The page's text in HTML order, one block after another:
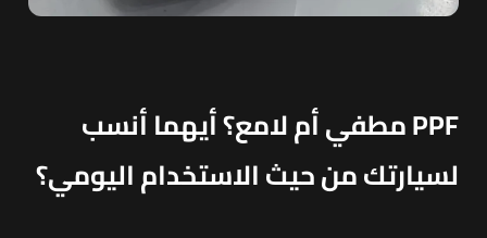
PPF مطفي أم لامع؟ أيهما أنسب
لسيارتك من حيث الاستخدام اليومي؟